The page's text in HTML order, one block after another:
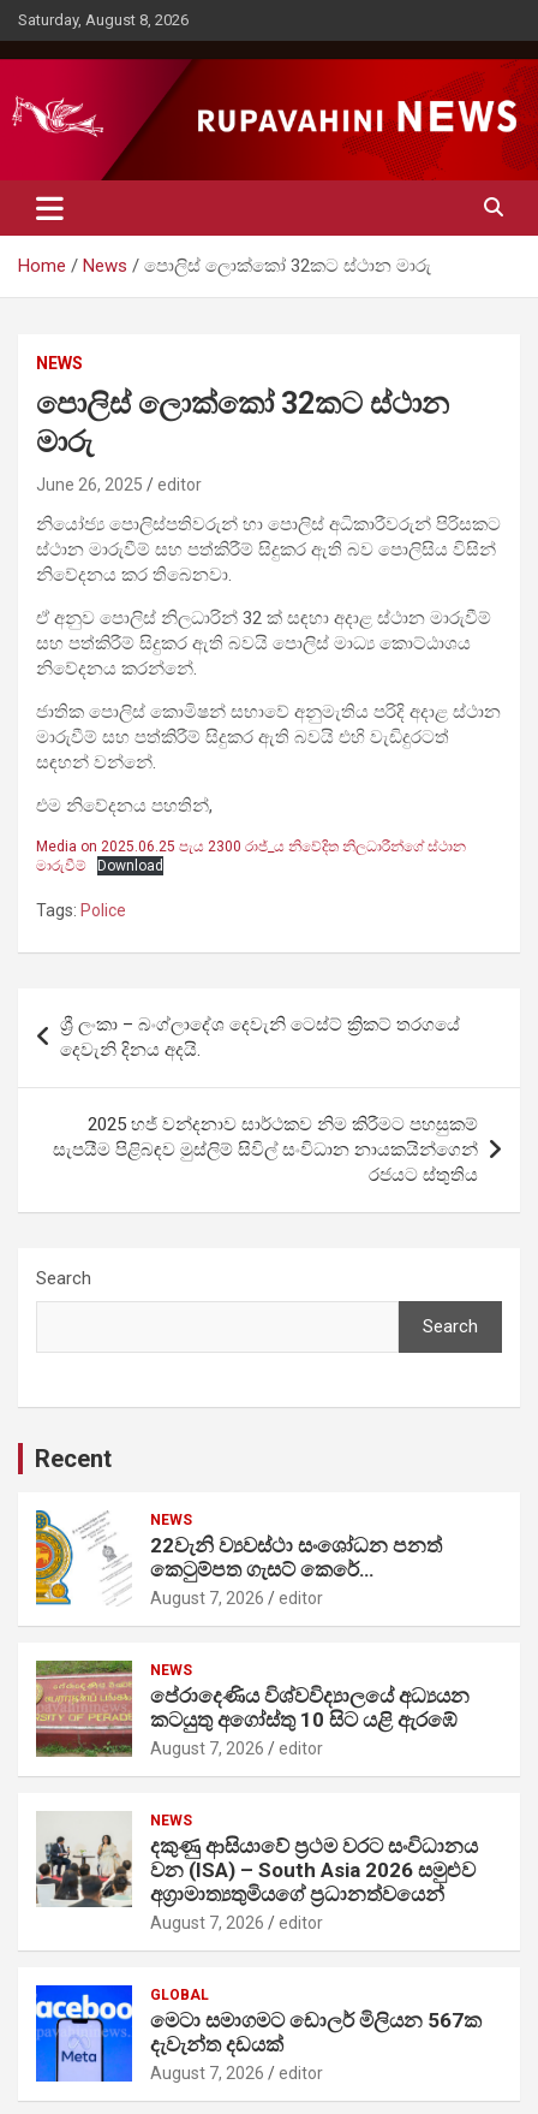
Skip
to
content
Saturday, August 8, 2026
Rupavahini News
Home News පොලිස් ලොක්කෝ 32කට ස්ථාන මාරු
NEWS
පොලිස් ලොක්කෝ 32කට ස්ථාන
මාරු
June 26, 2025 editor
නියෝජ්‍ය පොලිස්පතිවරුන් හා පොලිස් අධිකාරීවරුන් පිරිසකට
ස්ථාන මාරුවීම් සහ පත්කිරීම් සිදුකර ඇති බව පොලිසිය විසින්
නිවේදනය කර තිබෙනවා.
ඒ අනුව පොලිස් නිලධාරින් 32 ක් සඳහා අදාළ ස්ථාන මාරුවීම්
සහ පත්කිරීම් සිදුකර ඇති බවයි පොලිස් මාධ්‍ය කොට්ඨාශය
නිවේදනය කරන්නේ.
ජාතික පොලිස් කොමිෂන් සභාවේ අනුමැතිය පරිදි අදාළ ස්ථාන
මාරුවීම් සහ පත්කිරීම් සිදුකර ඇති බවයි එහි වැඩිදුරටත්
සඳහන් වන්නේ.
එම නිවේදනය පහතින්,
Media on 2025.06.25 පැය 2300 රාජ්_ය නිවේදිත නිලධාරීන්ගේ ස්ථාන
මාරුවීම්
Download
Tags: Police
Post
navigation
ශ්‍රී ලංකා – බංග්ලාදේශ දෙවැනි ටෙස්ට් ක්‍රිකට් තරගයේ
දෙවැනි දිනය අදයි.
2025 හජ් වන්දනාව සාර්ථකව නිම කිරීමට පහසුකම්
සැපයීම පිළිබඳව මුස්ලිම් සිවිල් සංවිධාන නායකයින්ගෙන්
රජයට ස්තුතිය
Search
Search
Recent
NEWS
22වැනි ව්‍යවස්ථා සංශෝධන පනත්
කෙටුම්පත ගැසට් කෙරේ…
August 7, 2026 editor
NEWS
පේරාදෙණිය විශ්වවිද්‍යාලයේ අධ්‍යයන
කටයුතු අගෝස්තු 10 සිට යළි ඇරඹේ
August 7, 2026 editor
NEWS
දකුණු ආසියාවේ ප්‍රථම වරට සංවිධානය
වන (ISA) – South Asia 2026 සමුළුව
අග්‍රාමාත්‍යතුමියගේ ප්‍රධානත්වයෙන්
August 7, 2026 editor
GLOBAL
මෙටා සමාගමට ඩොලර් මිලියන 567ක
දැවැන්ත දඩයක්
August 7, 2026 editor